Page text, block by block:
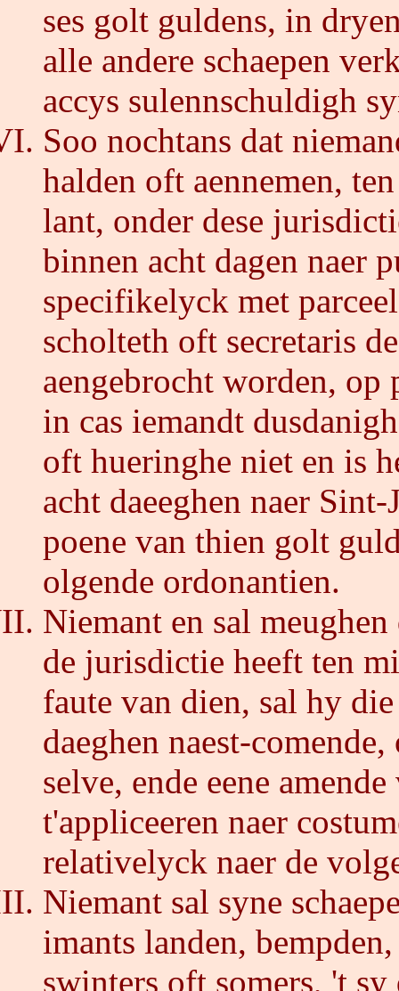
ses golt guldens, in
alle andere schaepen
accys sulennschuldigh
Soo nochtans dat
halden oft aennemen,
lant, onder dese
binnen acht dagen naer
specifikelyck met
scholteth oft secretaris
aengebrocht worden, op
in cas iemandt
oft hueringhe niet en is
acht daeeghen naer
poene van thien golt
olgende ordonantien.
Niemant en sal
de jurisdictie heeft ten
faute van dien, sal hy
daeghen naest-
selve, ende eene
t'appliceeren naer
relativelyck naer de
Niemant sal syne
imants landen,
swinters oft somers, 't